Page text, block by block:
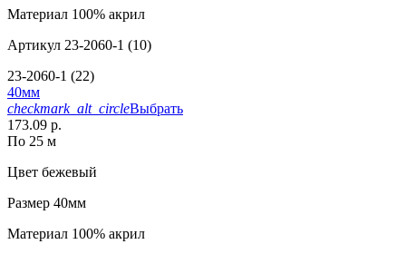
Материал 100% акрил
Артикул 23-2060-1 (10)
23-2060-1 (22)
40мм
checkmark_alt_circleВыбрать
173.09 р.
По 25 м
Цвет бежевый
Размер 40мм
Материал 100% акрил